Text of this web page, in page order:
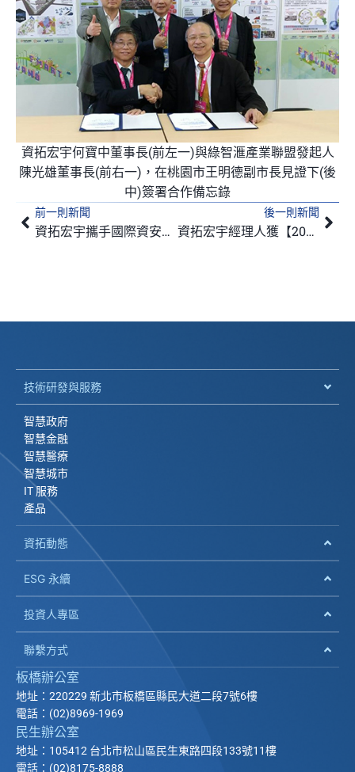
資拓宏宇何寶中董事長(前左一)與綠智滙產業聯盟發起人
陳光雄董事長(前右一)，在桃園市王明德副市長見證下(後
中)簽署合作備忘錄
上一頁
前一則新聞
資拓宏宇攜手國際資安專家 圓滿舉辦2018 IISI資安論壇
後一則新聞
資拓宏宇經理人獲【2018年專案管理界奧斯卡獎】肯定
下
技術研發與服務
智慧政府
智慧金融
智慧醫療
智慧城市
IT 服務
產品
資拓動態
ESG 永續
投資人專區
聯繫方式
板橋辦公室
地址：220229 新北市板橋區縣民大道二段7號6樓
電話：(02)8969-1969
民生辦公室
地址：105412 台北市松山區民生東路四段133號11樓
電話：(02)8175-8888